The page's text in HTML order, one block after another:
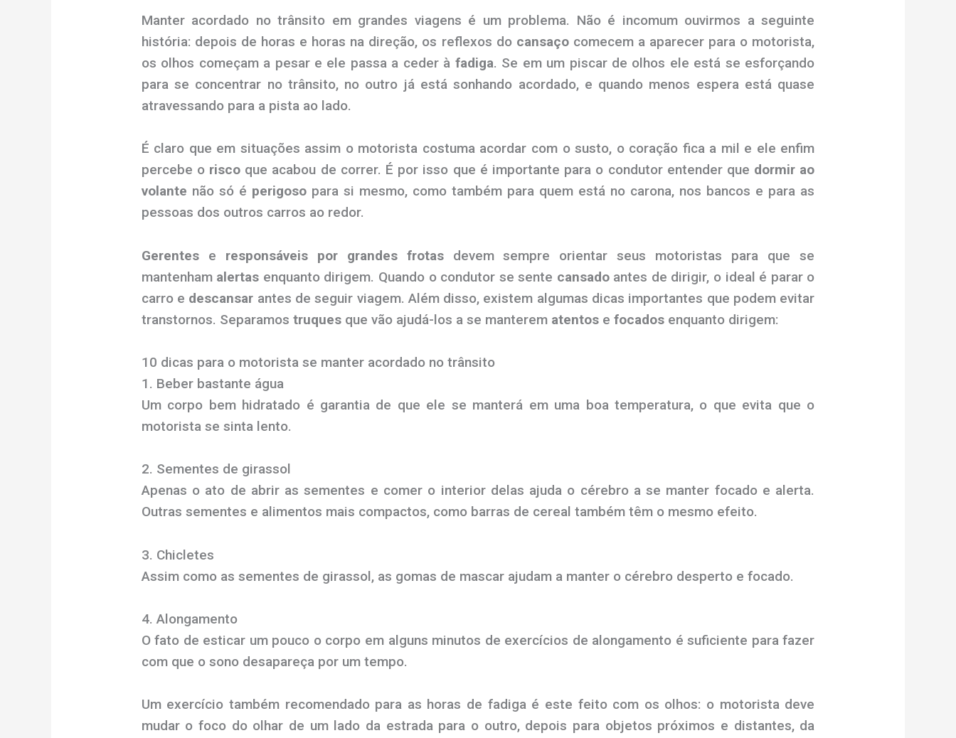
Manter acordado no trânsito em grandes viagens é um problema. Não é incomum ouvirmos a seguinte
história: depois de horas e horas na direção, os reflexos do cansaçocomecem a aparecer para o motorista,
os olhos começam a pesar e ele passa a ceder à fadiga. Se em um piscar de olhos ele está se esforçando
para se concentrar no trânsito, no outro já está sonhando acordado, e quando menos espera está quase
atravessando para a pista ao lado.
É claro que em situações assim o motorista costuma acordar com o susto, o coração fica a mil e ele enfim
percebe o risco que acabou de correr. É por isso que é importante para o condutor entender que dormir ao
volante não só é perigosopara si mesmo, como também para quem está no carona, nos bancos e para as
pessoas dos outros carros ao redor.
Gerentese responsáveis por grandes frotasdevem sempre orientar seus motoristas para que se
mantenham alertas enquanto dirigem. Quando o condutor se sente cansadoantes de dirigir, o ideal é parar o
carro e descansar antes de seguir viagem. Além disso, existem algumas dicas importantes que podem evitar
transtornos. Separamos truquesque vão ajudá-los a se manterem atentose focadosenquanto dirigem:
10 dicas para o motorista se manter acordado no trânsito
1. Beber bastante água
Um corpo bem hidratado é garantia de que ele se manterá em uma boa temperatura, o que evita que o
motorista se sinta lento.
2. Sementes de girassol
Apenas o ato de abrir as sementes e comer o interior delas ajuda o cérebro a se manter focado e alerta.
Outras sementes e alimentos mais compactos, como barras de cereal também têm o mesmo efeito.
3. Chicletes
Assim como as sementes de girassol, as gomas de mascar ajudam a manter o cérebro desperto e focado.
4. Alongamento
O fato de esticar um pouco o corpo em alguns minutos de exercícios de alongamento é suficiente para fazer
com que o sono desapareça por um tempo.
Um exercício também recomendado para as horas de fadiga é este feito com os olhos: o motorista deve
mudar o foco do olhar de um lado da estrada para o outro, depois para objetos próximos e distantes, da